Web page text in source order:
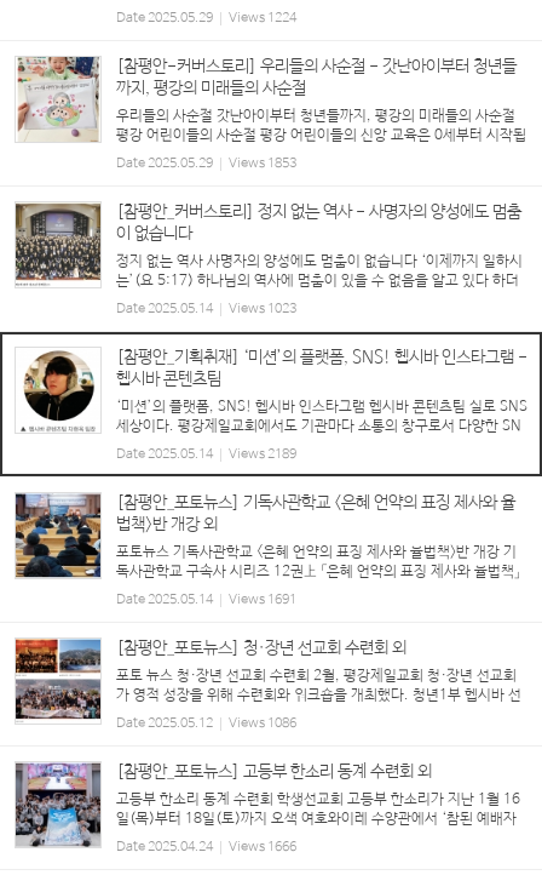
잇따라 <구속사 세미나>가 열렸다. 우선 튀르키예 구속사 세미나는 20
24년도 이스탄불(Istanbul)을 시작으로 서부...
Date2025.05.29 Views 1224
[참평안-커버스토리] 우리들의 사순절 - 갓난아이부터 청년들
까지, 평강의 미래들의 사순절
우리들의 사순절 갓난아이부터 청년들까지, 평강의 미래들의 사순절
평강 어린이들의 사순절 평강 어린이들의 신앙 교육은 0세부터 시작됩
니다. 사무엘 교회학교는 어린이들의 성장 발달에 맞춘 세밀한 신앙 교
육을 위해 노력하고 있는데, 이번 사순...
Date2025.05.29 Views 1853
[참평안_커버스토리] 정지 없는 역사 - 사명자의 양성에도 멈춤
이 없습니다
정지 없는 역사 사명자의 양성에도 멈춤이 없습니다 ‘이제까지 일하시
는’(요 5:17) 하나님의 역사에 멈춤이 있을 수 없음을 알고 있다 하더
라도 참으로 ‘정지 없는’ 그 역사를 확인하게 될 때마다 경이로움을 느
끼지 않을 수 없다. 교회 안팎의 많은 어려...
Date2025.05.14 Views 1023
[참평안_기획취재] ‘미션’의 플랫폼, SNS! 헵시바 인스타그램 -
헵시바 콘텐츠팀
‘미션’의 플랫폼, SNS! 헵시바 인스타그램 헵시바 콘텐츠팀 실로 SNS
세상이다. 평강제일교회에서도 기관마다 소통의 창구로서 다양한 SN
S를 활용하고 있는 중이다. 최근 SNS 플랫폼에 대대적인 변화를 시도
하고 있는 청년1부 헵시바 선교회를 찾아봤다...
Date2025.05.14 Views2189
[참평안_포토뉴스] 기독사관학교 <은혜 언약의 표징 제사와 율
법책>반 개강 외
포토뉴스 기독사관학교 <은혜 언약의 표징 제사와 율법책>반 개강 기
독사관학교 구속사 시리즈 12권上 「은혜 언약의 표징 제사와 율법책」
반이 처음으로 개강했다. 이번 학기는 토요 미스바반(3/15), 주일 오
전반과 오후반(3/16), 월요 구역장반(3/17)...
Date2025.05.14 Views 1691
[참평안_포토뉴스] 청·장년 선교회 수련회 외
포토 뉴스 청·장년 선교회 수련회 2월, 평강제일교회 청·장년 선교회
가 영적 성장을 위해 수련회와 워크숍을 개최했다. 청년1부 헵시바 선
교회(20-26세)는 여주 평강제일연수원에서 ‘향기로운 제물로 열납되
게 하소서(레 1:3-17, 2:1-16, 11:44-45, 롬 ...
Date2025.05.12 Views 1086
[참평안_포토뉴스] 고등부 한소리 동계 수련회 외
고등부 한소리 동계 수련회 학생선교회 고등부 한소리가 지난 1월 16
일(목)부터 18일(토)까지 오색 여호와이레 수양관에서 ‘참된 예배자
로 말씀을 지켜 구속사를 성취하는 한소리(롬 12:1, 계 3:10, 골 1:2
5)’라는 주제로 동계 수련회를 개최했다. 구속사 12...
Date2025.04.24 Views 1666